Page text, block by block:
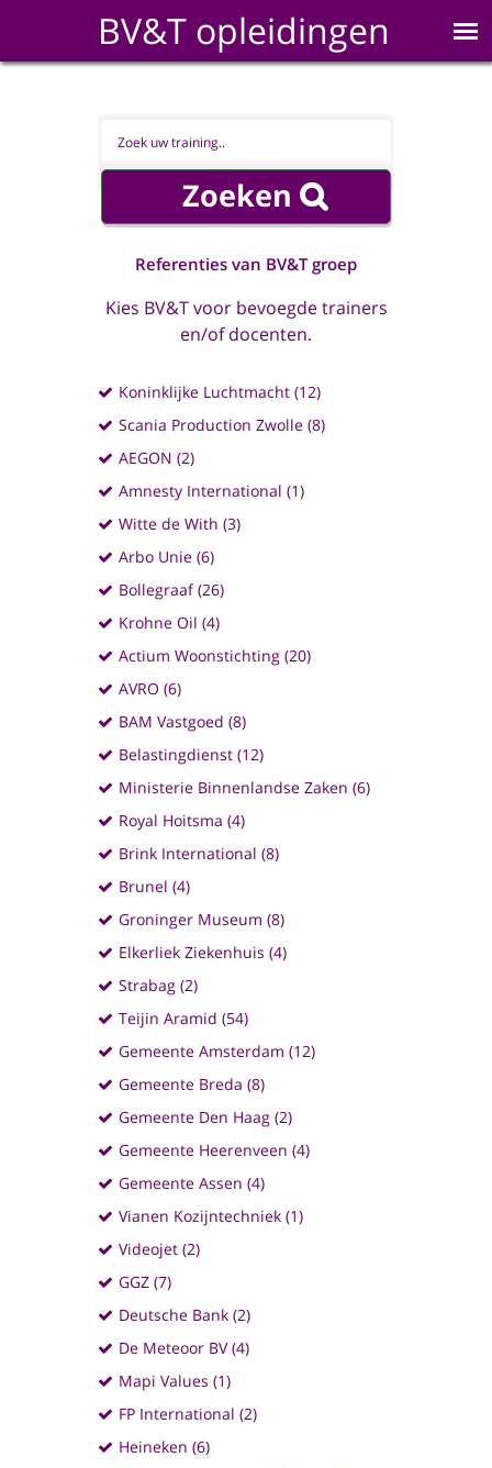
BV&T opleidingen
Referenties van BV&T groep
Kies BV&T voor bevoegde trainers
en/of docenten.
Koninklijke Luchtmacht (12)
Scania Production Zwolle (8)
AEGON (2)
Amnesty International (1)
Witte de With (3)
Arbo Unie (6)
Bollegraaf (26)
Krohne Oil (4)
Actium Woonstichting (20)
AVRO (6)
BAM Vastgoed (8)
Belastingdienst (12)
Ministerie Binnenlandse Zaken (6)
Royal Hoitsma (4)
Brink International (8)
Brunel (4)
Groninger Museum (8)
Elkerliek Ziekenhuis (4)
Strabag (2)
Teijin Aramid (54)
Gemeente Amsterdam (12)
Gemeente Breda (8)
Gemeente Den Haag (2)
Gemeente Heerenveen (4)
Gemeente Assen (4)
Vianen Kozijntechniek (1)
Videojet (2)
GGZ (7)
Deutsche Bank (2)
De Meteoor BV (4)
Mapi Values (1)
FP International (2)
Heineken (6)